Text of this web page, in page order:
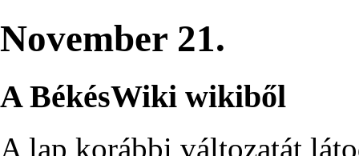
November 21.
A BékésWiki wikiből
A lap korábbi változatát